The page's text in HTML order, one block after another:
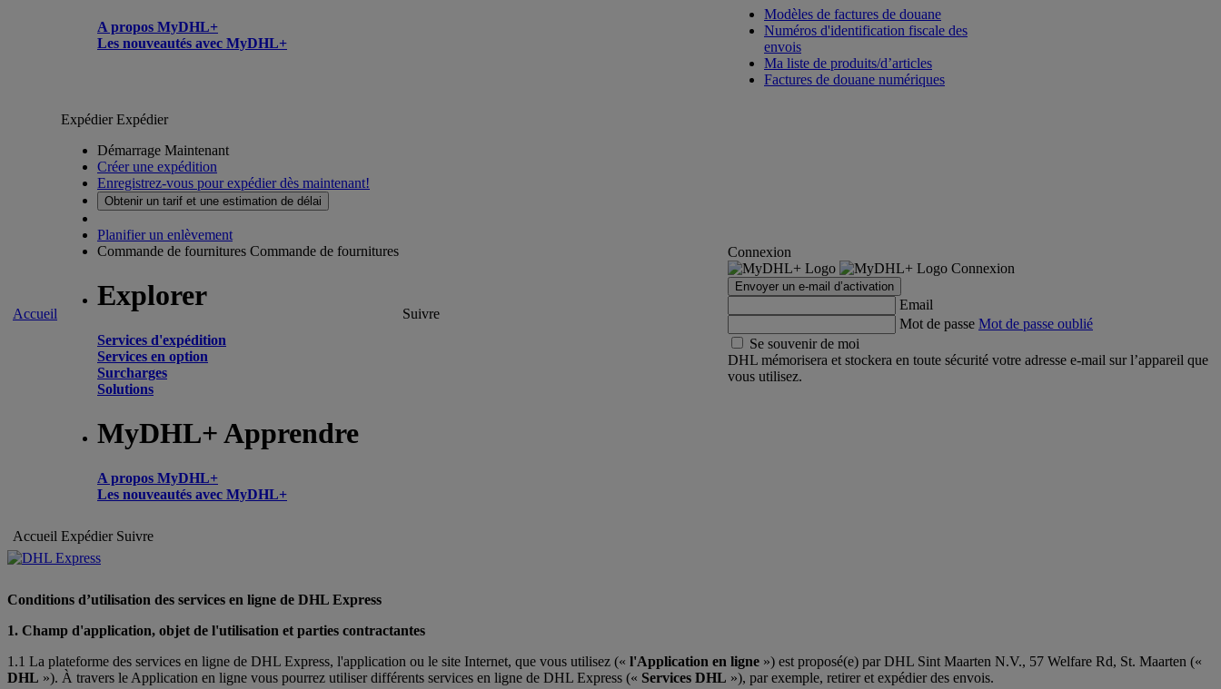
A propos MyDHL+
Les nouveautés avec MyDHL+
Modèles de factures de douane
Numéros d'identification fiscale des
envois
Ma liste de produits/d’articles
Factures de douane numériques
Accueil
ExpédierExpédier
Démarrage Maintenant
Créer une expédition
Enregistrez-vous pour expédier dès maintenant!
Obtenir un tarif et une estimation de délai
Planifier un enlèvement
Commande de fournitures Commande de fournitures
Explorer
Services d'expédition
Services en option
Surcharges
Solutions
MyDHL+ Apprendre
A propos MyDHL+
Les nouveautés avec MyDHL+
Suivre
Connexion
Connexion
Envoyer un e-mail d’activation
Email
Mot de passe Mot de passe oublié
Se souvenir de moi
DHL mémorisera et stockera en toute sécurité votre adresse e-mail sur l’appareil que
vous utilisez.
Accueil Expédier Suivre
Conditions d’utilisation des services en ligne de DHL Express
1. Champ d'application, objet de l'utilisation et parties contractantes
1.1 La plateforme des services en ligne de DHL Express, l'application ou le site Internet, que vous utilisez (« l'Application en ligne ») est proposé(e) par DHL Sint Maarten N.V., 57 Welfare Rd, St. Maarten («
DHL »). À travers le Application en ligne vous pourrez utiliser différents services en ligne de DHL Express (« Services DHL »), par exemple, retirer et expédier des envois.